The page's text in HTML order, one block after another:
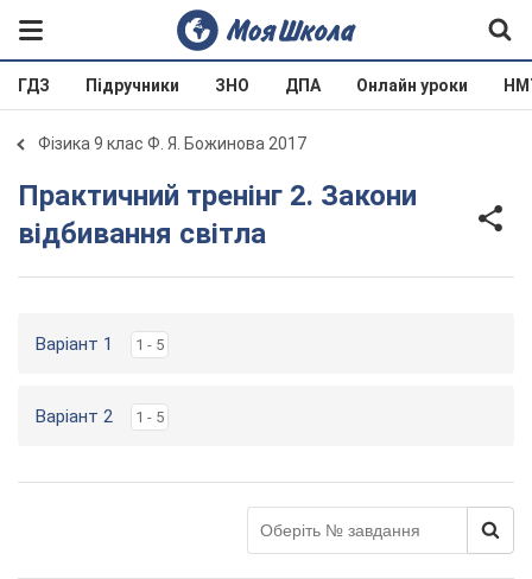
ГДЗ Підручники ЗНО ДПА Онлайн уроки
Фізика 9 клас Ф. Я. Божинова 2017
Практичний тренінг 2. Закони
відбивання світла
Варіант 1 1 - 5
Варіант 2 1 - 5